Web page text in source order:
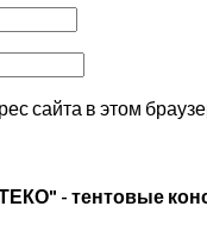
сайта в этом
- тентовые